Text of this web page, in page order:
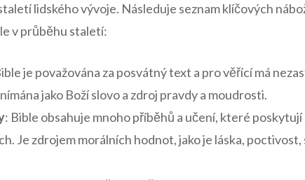
lidského vývoje. Následuje seznam klíčových
v průběhu staletí:
je považována za posvátný text a pro věřící má
jako Boží slovo a zdroj pravdy a moudrosti.
: Bible obsahuje mnoho příběhů a učení, které
Je zdrojem morálních hodnot, jako je láska, poctivost,